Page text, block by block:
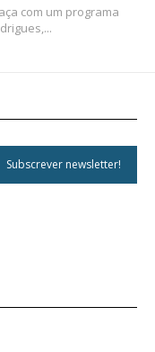
com um programa
Subscrever newsletter!